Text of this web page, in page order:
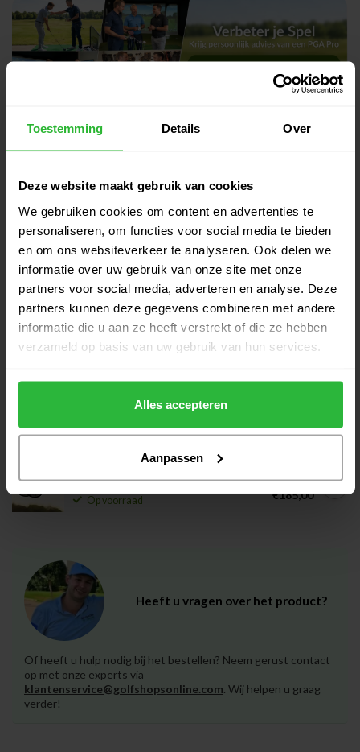
Toestemming Details Over
Deze website maakt gebruik van cookies
We gebruiken cookies om content en advertenties te
personaliseren, om functies voor social media te bieden
en om ons websiteverkeer te analyseren. Ook delen we
informatie over uw gebruik van onze site met onze
partners voor social media, adverteren en analyse. Deze
partners kunnen deze gegevens combineren met andere
informatie die u aan ze heeft verstrekt of die ze hebben
verzameld op basis van uw gebruik van hun services.
Alles accepteren
Aanpassen
Gerelateerde producten
Op voorraad
Titleist Vokey Wedge SM11 JB F
Staal RH
Op voorraad
€220,00
Callaway CB12 Wedge graphite
RH
Op voorraad
€169,00
€155,00
Chrome SG staal RH
Callaway Wedge Opus SP Black
SG graphite RH
Op voorraad
€199,00
€185,00
Heeft u vragen over het product?
Of heeft u hulp nodig bij het bestellen? Neem gerust contact
op met onze experts via
klantenservice@golfshopsonline.com. Wij helpen u graag
verder!